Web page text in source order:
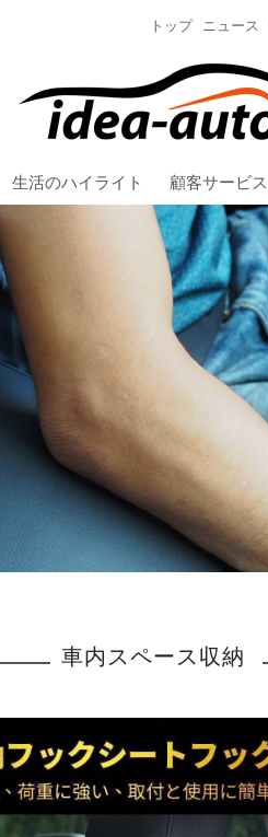
トップ ニュース
生活のハイライト 顧客サービス
車内スペース収納